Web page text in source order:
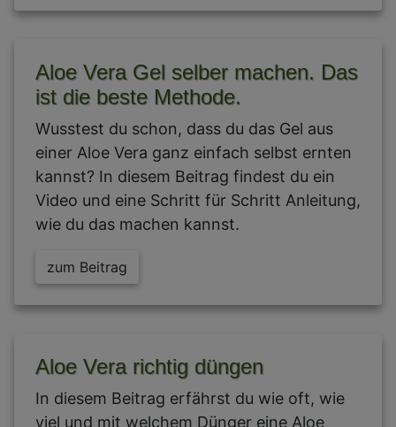
Aloe Vera Gel selber machen. Das
ist die beste Methode.
Wusstest du schon, dass du das Gel aus
einer Aloe Vera ganz einfach selbst ernten
kannst? In diesem Beitrag findest du ein
Video und eine Schritt für Schritt Anleitung,
wie du das machen kannst.
zum Beitrag
Aloe Vera richtig düngen
In diesem Beitrag erfährst du wie oft, wie
viel und mit welchem Dünger eine Aloe